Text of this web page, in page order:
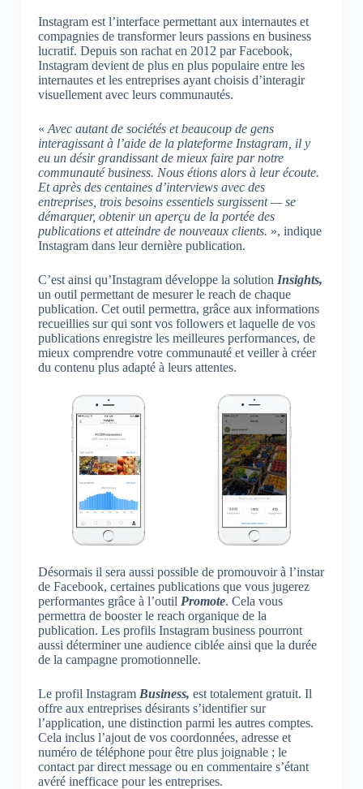
Instagram est l’interface permettant aux internautes et
compagnies de transformer leurs passions en business
lucratif. Depuis son rachat en 2012 par Facebook,
Instagram devient de plus en plus populaire entre les
internautes et les entreprises ayant choisis d’interagir
visuellement avec leurs communautés.
« Avec autant de sociétés et beaucoup de gens
interagissant à l’aide de la plateforme Instagram, il y
eu un désir grandissant de mieux faire par notre
communauté business. Nous étions alors à leur écoute.
Et après des centaines d’interviews avec des
entreprises, trois besoins essentiels surgissent — se
démarquer, obtenir un aperçu de la portée des
publications et atteindre de nouveaux clients. », indique
Instagram dans leur dernière publication.
C’est ainsi qu’Instagram développe la solution Insights,
un outil permettant de mesurer le reach de chaque
publication. Cet outil permettra, grâce aux informations
recueillies sur qui sont vos followers et laquelle de vos
publications enregistre les meilleures performances, de
mieux comprendre votre communauté et veiller à créer
du contenu plus adapté à leurs attentes.
Désormais il sera aussi possible de promouvoir à l’instar
de Facebook, certaines publications que vous jugerez
performantes grâce à l’outil Promote. Cela vous
permettra de booster le reach organique de la
publication. Les profils Instagram business pourront
aussi déterminer une audience ciblée ainsi que la durée
de la campagne promotionnelle.
Le profil Instagram Business, est totalement gratuit. Il
offre aux entreprises désirants s’identifier sur
l’application, une distinction parmi les autres comptes.
Cela inclus l’ajout de vos coordonnées, adresse et
numéro de téléphone pour être plus joignable ; le
contact par direct message ou en commentaire s’étant
avéré inefficace pour les entreprises.